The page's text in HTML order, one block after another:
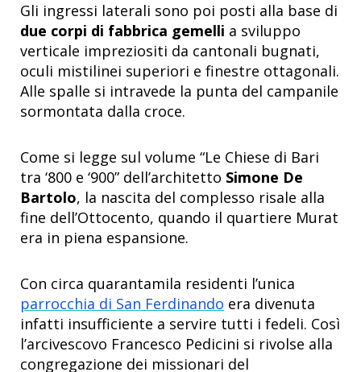
Gli ingressi laterali sono poi posti alla base di
due corpi di fabbrica gemelli a sviluppo
verticale impreziositi da cantonali bugnati,
oculi mistilinei superiori e finestre ottagonali.
Alle spalle si intravede la punta del campanile
sormontata dalla croce.
Come si legge sul volume “Le Chiese di Bari
tra ‘800 e ‘900” dell’architetto Simone De
Bartolo, la nascita del complesso risale alla
fine dell’Ottocento, quando il quartiere Murat
era in piena espansione.
Con circa quarantamila residenti l’unica
parrocchia di San Ferdinando era divenuta
infatti insufficiente a servire tutti i fedeli. Così
l’arcivescovo Francesco Pedicini si rivolse alla
congregazione dei missionari del